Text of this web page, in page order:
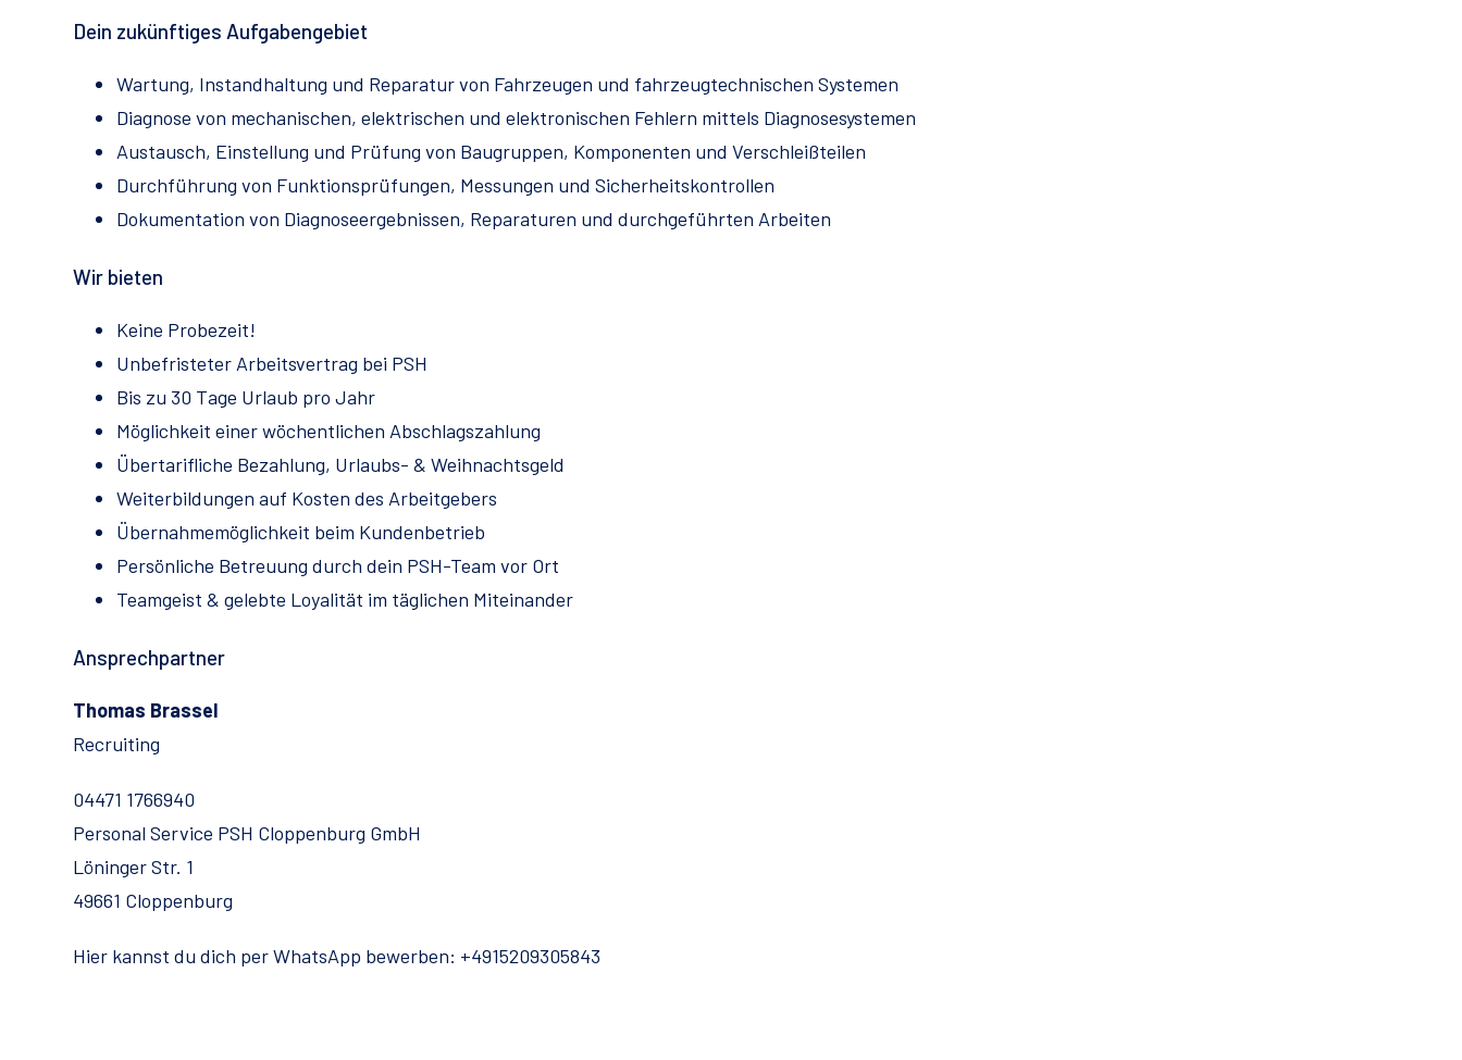
Dein zukünftiges Aufgabengebiet
Wartung, Instandhaltung und Reparatur von Fahrzeugen und fahrzeugtechnischen Systemen
Diagnose von mechanischen, elektrischen und elektronischen Fehlern mittels Diagnosesystemen
Austausch, Einstellung und Prüfung von Baugruppen, Komponenten und Verschleißteilen
Durchführung von Funktionsprüfungen, Messungen und Sicherheitskontrollen
Dokumentation von Diagnoseergebnissen, Reparaturen und durchgeführten Arbeiten
Wir bieten
Keine Probezeit!
Unbefristeter Arbeitsvertrag bei PSH
Bis zu 30 Tage Urlaub pro Jahr
Möglichkeit einer wöchentlichen Abschlagszahlung
Übertarifliche Bezahlung, Urlaubs- & Weihnachtsgeld
Weiterbildungen auf Kosten des Arbeitgebers
Übernahmemöglichkeit beim Kundenbetrieb
Persönliche Betreuung durch dein PSH-Team vor Ort
Teamgeist & gelebte Loyalität im täglichen Miteinander
Ansprechpartner
Thomas Brassel
Recruiting
04471 1766940
Personal Service PSH Cloppenburg GmbH
Löninger Str. 1
49661 Cloppenburg
Hier kannst du dich per WhatsApp bewerben: +4915209305843